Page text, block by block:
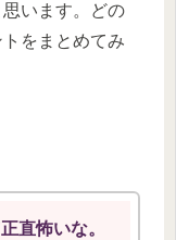
います。どの
をまとめてみ
直怖いな。